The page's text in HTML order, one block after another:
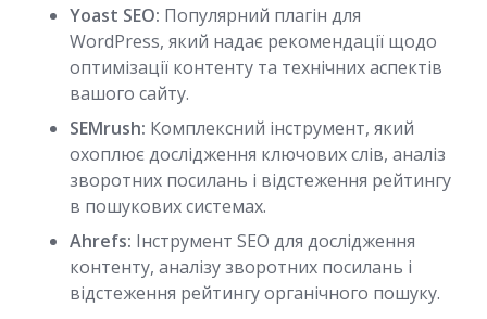
Yoast SEO: Популярний плагін для
WordPress, який надає рекомендації щодо
оптимізації контенту та технічних аспектів
вашого сайту.
SEMrush: Комплексний інструмент, який
охоплює дослідження ключових слів, аналіз
зворотних посилань і відстеження рейтингу
в пошукових системах.
Ahrefs: Інструмент SEO для дослідження
контенту, аналізу зворотних посилань і
відстеження рейтингу органічного пошуку.